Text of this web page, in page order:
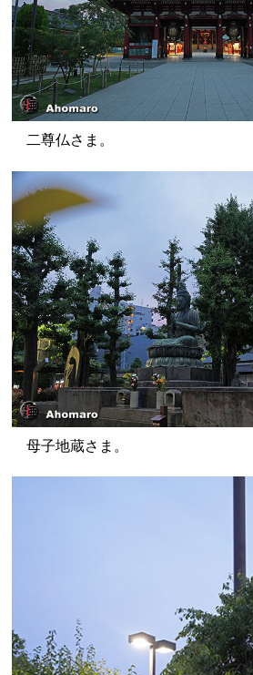
二尊仏さま。
母子地蔵さま。